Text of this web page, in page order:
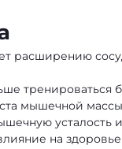
расширению
тренироваться
мышечной
усталость
на